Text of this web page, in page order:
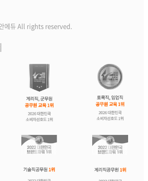
에듀 All rights reserved.